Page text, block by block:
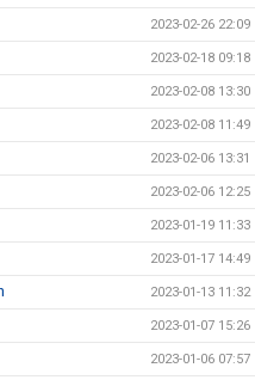
2023-02-26 22:09
2023-02-18 09:18
2023-02-08 13:30
2023-02-08 11:49
2023-02-06 13:31
2023-02-06 12:25
2023-01-19 11:33
2023-01-17 14:49
2023-01-13 11:32
2023-01-07 15:26
2023-01-06 07:57